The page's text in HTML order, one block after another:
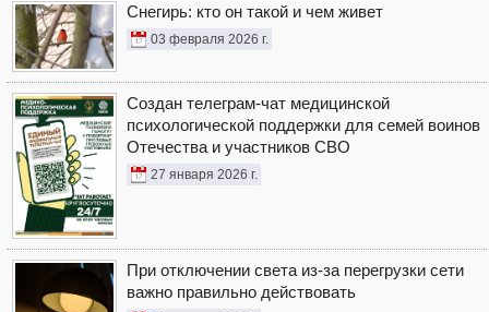
Снегирь: кто он такой и чем живет
03 февраля 2026 г.
Создан телеграм-чат медицинской
психологической поддержки для семей воинов
Отечества и участников СВО
27 января 2026 г.
При отключении света из-за перегрузки сети
важно правильно действовать